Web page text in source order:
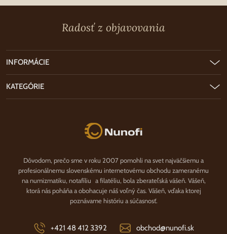
Radosť z objavovania
Nunofi.sk
Dôvodom, prečo sme v roku 2007 pomohli na svet najväčšiemu a
profesionálnemu slovenskému internetovému obchodu zameranému
na numizmatiku, notafíliu a filatéliu, bola zberateľská vášeň. Vášeň,
ktorá nás poháňa a obohacuje náš voľný čas. Vášeň, vďaka ktorej
poznávame históriu a súčasnosť.
+421 48 412 3392 obchod@nunofi.sk
INFORMÁCIE
KATEGÓRIE